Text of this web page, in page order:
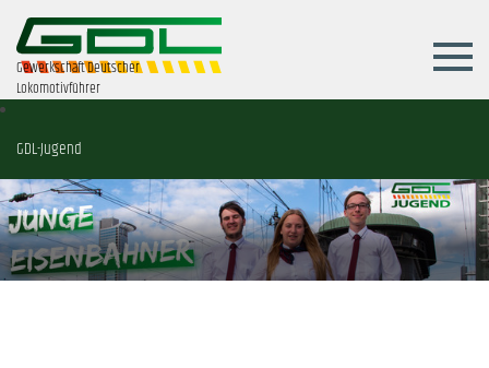
Gewerkschaft Deutscher
Lokomotivführer
GDL-Jugend